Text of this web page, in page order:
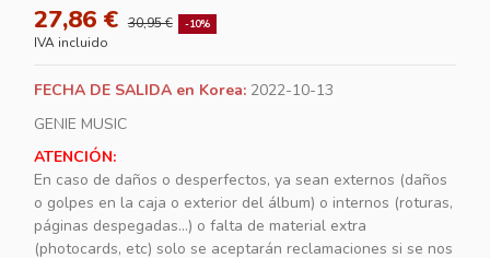
27,86 € 30,95 € -10%
IVA incluido
FECHA DE SALIDA en Korea: 2022-10-13
GENIE MUSIC
ATENCIÓN:
En caso de daños o desperfectos, ya sean externos (daños
o golpes en la caja o exterior del álbum) o internos (roturas,
páginas despegadas...) o falta de material extra
(photocards, etc) solo se aceptarán reclamaciones si se nos